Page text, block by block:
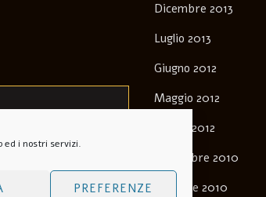
ed i nostri servizi.
PREFERENZE
Dicembre 2013
Luglio 2013
Giugno 2012
Maggio 2012
Marzo 2012
Novembre 2010
Ottobre 2010